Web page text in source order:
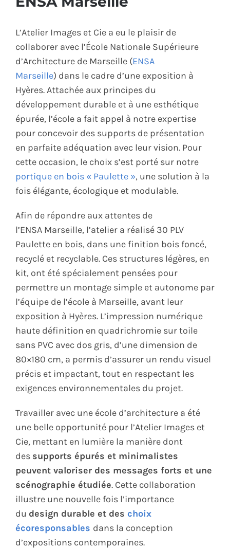
CONTACT
L’Atelier Images et Cie a eu le plaisir de
collaborer avec l’École Nationale Supérieure
d’Architecture de Marseille (ENSA
Marseille) dans le cadre d’une exposition à
Hyères. Attachée aux principes du
développement durable et à une esthétique
épurée, l’école a fait appel à notre expertise
pour concevoir des supports de présentation
en parfaite adéquation avec leur vision. Pour
cette occasion, le choix s’est porté sur notre
portique en bois « Paulette », une solution à la
fois élégante, écologique et modulable.
Afin de répondre aux attentes de
l’ENSA Marseille, l’atelier a réalisé 30 PLV
Paulette en bois, dans une finition bois foncé,
recyclé et recyclable. Ces structures légères, en
kit, ont été spécialement pensées pour
permettre un montage simple et autonome par
l’équipe de l’école à Marseille, avant leur
exposition à Hyères. L’impression numérique
haute définition en quadrichromie sur toile
sans PVC avec dos gris, d’une dimension de
80×180 cm, a permis d’assurer un rendu visuel
précis et impactant, tout en respectant les
exigences environnementales du projet.
Travailler avec une école d’architecture a été
une belle opportunité pour l’Atelier Images et
Cie, mettant en lumière la manière dont
des supports épurés et minimalistes
peuvent valoriser des messages forts et une
scénographie étudiée. Cette collaboration
illustre une nouvelle fois l’importance
du design durable et des choix
écoresponsables dans la conception
d’expositions contemporaines.